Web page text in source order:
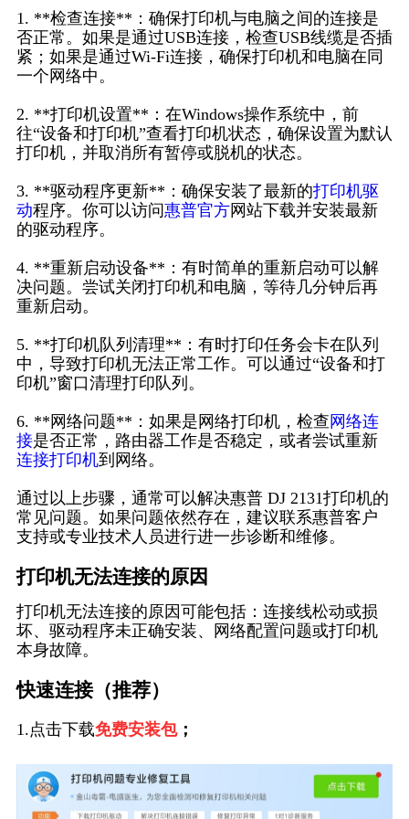
1. **检查连接**：确保打印机与电脑之间的连接是
否正常。如果是通过USB连接，检查USB线缆是否插
紧；如果是通过Wi-Fi连接，确保打印机和电脑在同
一个网络中。
2. **打印机设置**：在Windows操作系统中，前
往“设备和打印机”查看打印机状态，确保设置为默认
打印机，并取消所有暂停或脱机的状态。
3. **驱动程序更新**：确保安装了最新的打印机驱
动程序。你可以访问惠普官方网站下载并安装最新
的驱动程序。
4. **重新启动设备**：有时简单的重新启动可以解
决问题。尝试关闭打印机和电脑，等待几分钟后再
重新启动。
5. **打印机队列清理**：有时打印任务会卡在队列
中，导致打印机无法正常工作。可以通过“设备和打
印机”窗口清理打印队列。
6. **网络问题**：如果是网络打印机，检查 网络连
接是否正常，路由器工作是否稳定，或者尝试重新
连接打印机到网络。
通过以上步骤，通常可以解决惠普 DJ 2131打印机的
常见问题。如果问题依然存在，建议联系惠普客户
支持或专业技术人员进行进一步诊断和维修。
打印机无法连接的原因
打印机无法连接的原因可能包括：连接线松动或损
坏、驱动程序未正确安装、网络配置问题或打印机
本身故障。
快速连接（推荐）
1.点击下载免费安装包；